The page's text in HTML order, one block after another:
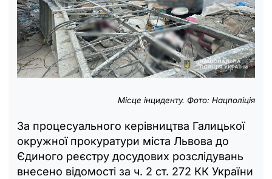
Місце інциденту. Фото: Нацполіція
За процесуального керівництва Галицької
окружної прокуратури міста Львова до
Єдиного реєстру досудових розслідувань
внесено відомості за ч. 2 ст. 272 КК України